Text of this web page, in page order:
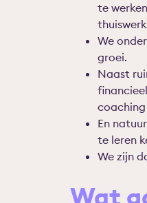
te
We
groei.
Naast
En
te leren
We zijn